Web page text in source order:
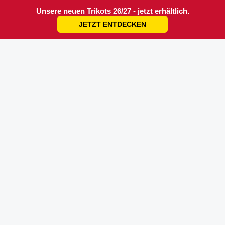
Unsere neuen Trikots 26/27 - jetzt erhältlich.
JETZT ENTDECKEN